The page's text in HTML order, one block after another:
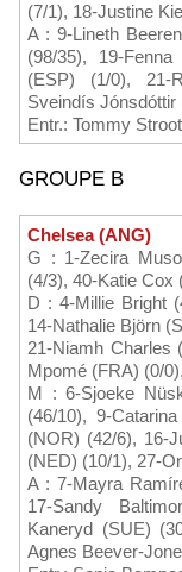
(7/1), 18-Justine
A : 9-Lineth
(98/35), 19-
(ESP) (1/0), 21-
Sveindís Jónsdóttir
Entr.: Tommy Stroot
GROUPE B
Chelsea (ANG)
G : 1-Zecira
(4/3), 40-Katie Cox
D : 4-Millie Bright
14-Nathalie Björn
21-Niamh Charles
Mpomé (FRA) (0/
M : 6-Sjoeke
(46/10), 9-
(NOR) (42/6), 16-
(NED) (10/1), 27-
A : 7-Mayra
17-Sandy
Kaneryd (SUE)
Agnes Beever-